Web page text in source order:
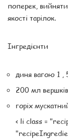
поперек,
якості тарілок.
Інгредієнти
диня вагою 1 ,
200 мл
горіх
< li class =